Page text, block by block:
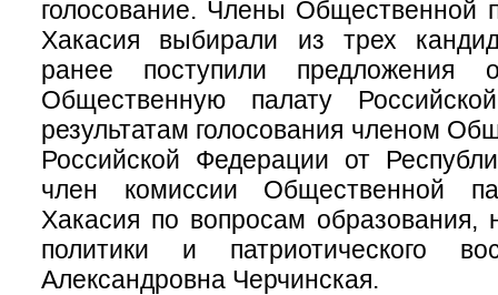
голосование. Члены Общественной
Хакасия выбирали из трех
ранее поступили
Общественную палату
результатам голосования членом
Российской Федерации от
член комиссии Общественной
Хакасия по вопросам образования,
политики и патриотического
Александровна Черчинская.